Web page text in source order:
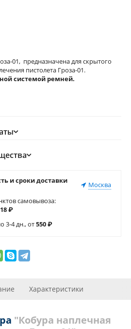
01, предназначена для скрытого
пистолета Гроза-01.
системой ремней.
и сроки доставки
Москва
самовывоза:
₽
3-4 дн., от550₽
Характеристики
"Кобура наплечная